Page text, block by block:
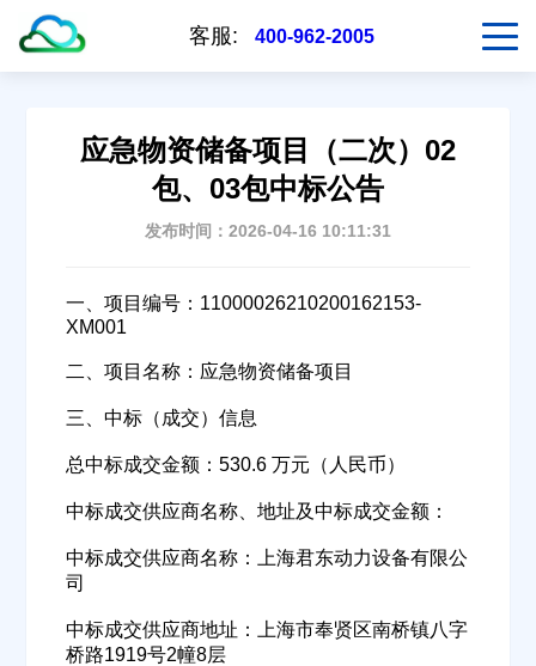
客服: 400-962-2005
应急物资储备项目（二次）02
包、03包中标公告
发布时间：2026-04-16 10:11:31
一、项目编号：11000026210200162153-
XM001
二、项目名称：应急物资储备项目
三、中标（成交）信息
总中标成交金额：530.6 万元（人民币）
中标成交供应商名称、地址及中标成交金额：
中标成交供应商名称：上海君东动力设备有限公
司
中标成交供应商地址：上海市奉贤区南桥镇八字
桥路1919号2幢8层